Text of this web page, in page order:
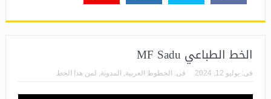
الخط الطباعي MF Sadu
فى: يوليو 12, 2024 فى: الخطوط العربية المدونة لمن هذا الخط